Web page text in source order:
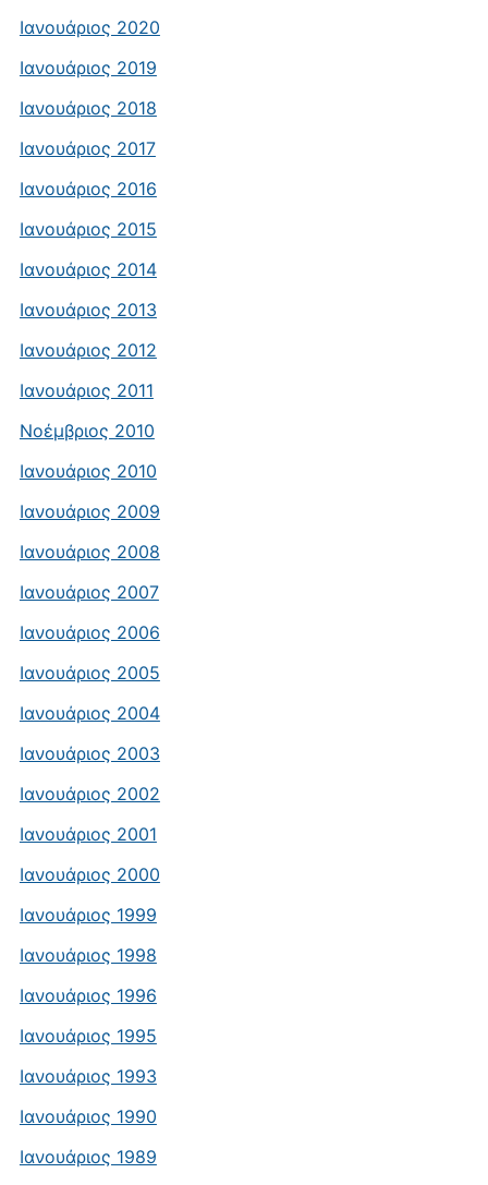
Ιανουάριος 2020
Ιανουάριος 2019
Ιανουάριος 2018
Ιανουάριος 2017
Ιανουάριος 2016
Ιανουάριος 2015
Ιανουάριος 2014
Ιανουάριος 2013
Ιανουάριος 2012
Ιανουάριος 2011
Νοέμβριος 2010
Ιανουάριος 2010
Ιανουάριος 2009
Ιανουάριος 2008
Ιανουάριος 2007
Ιανουάριος 2006
Ιανουάριος 2005
Ιανουάριος 2004
Ιανουάριος 2003
Ιανουάριος 2002
Ιανουάριος 2001
Ιανουάριος 2000
Ιανουάριος 1999
Ιανουάριος 1998
Ιανουάριος 1996
Ιανουάριος 1995
Ιανουάριος 1993
Ιανουάριος 1990
Ιανουάριος 1989